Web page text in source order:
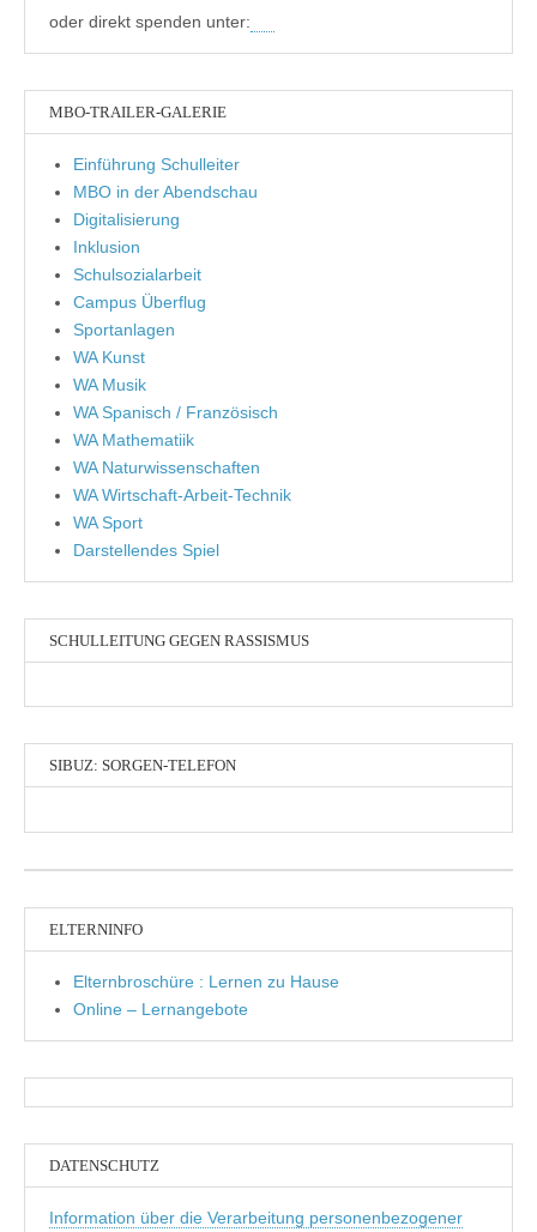
oder direkt spenden unter:
MBO-TRAILER-GALERIE
Einführung Schulleiter
MBO in der Abendschau
Digitalisierung
Inklusion
Schulsozialarbeit
Campus Überflug
Sportanlagen
WA Kunst
WA Musik
WA Spanisch / Französisch
WA Mathematiik
WA Naturwissenschaften
WA Wirtschaft-Arbeit-Technik
WA Sport
Darstellendes Spiel
SCHULLEITUNG GEGEN RASSISMUS
SIBUZ: SORGEN-TELEFON
ELTERNINFO
Elternbroschüre : Lernen zu Hause
Online – Lernangebote
DATENSCHUTZ
Information über die Verarbeitung personenbezogener